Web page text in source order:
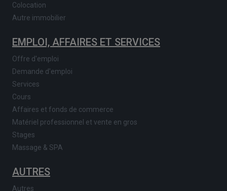
Colocation
Autre immobilier
EMPLOI, AFFAIRES ET SERVICES
Offre d'emploi
Demande d'emploi
Services
Cours
Affaires et fonds de commerce
Matériel professionnel et vente en gros
Stages
Massage & SPA
AUTRES
Autres